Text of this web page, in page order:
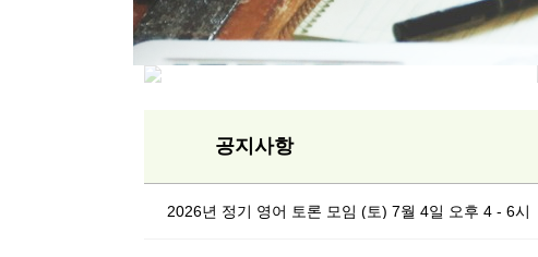
중국어, 일본어 수업
윤주희
공지사항
2026년 정기 영어 토론 모임 (토) 7월 4일 오후 4 - 6시